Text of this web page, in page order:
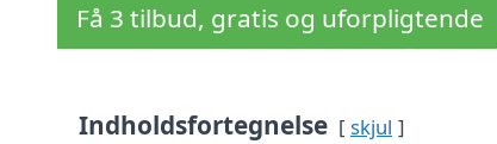
Få 3 tilbud, gratis og uforpligtende
Indholdsfortegnelse skjul